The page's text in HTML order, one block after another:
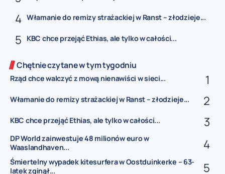
Włamanie do remizy strażackiej w Ranst – złodzieje...
KBC chce przejąć Ethias, ale tylko w całości...
Chętnie czytane w tym tygodniu
Rząd chce walczyć z mową nienawiści w sieci...
Włamanie do remizy strażackiej w Ranst – złodzieje...
KBC chce przejąć Ethias, ale tylko w całości...
DP World zainwestuje 48 milionów euro w
Waaslandhaven...
Śmiertelny wypadek kitesurfera w Oostduinkerke – 63-
latek zginął...